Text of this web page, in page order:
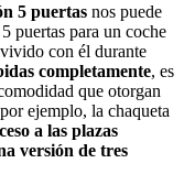
5 puertas nos puede
puertas para un coche
con él durante
completamente, es
que otorgan
ejemplo, la chaqueta
a las plazas
versión de tres